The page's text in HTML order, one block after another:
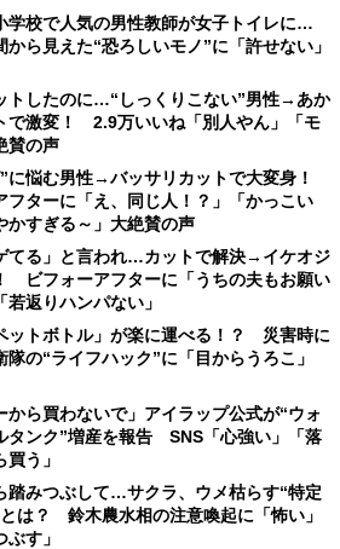
学校で人気の男性教師が女子トイレに…
から見えた“恐ろしいモノ”に「許せない」
トしたのに…“しっくりこない”男性→あか
で激変！ 2.9万いいね「別人やん」「モ
賛の声
に悩む男性→バッサリカットで大変身！
フターに「え、同じ人！？」「かっこい
かすぎる～」大絶賛の声
てる」と言われ…カットで解決→イケオジ
ビフォーアフターに「うちの夫もお願い
若返りハンパない」
ットボトル」が楽に運べる！？ 災害時に
隊の“ライフハック”に「目からうろこ」
から買わないで」アイラップ公式が“ウォ
タンク”増産を報告 SNS「心強い」「落
う」
踏みつぶして…サクラ、ウメ枯らす“特定
は？ 鈴木農水相の注意喚起に「怖い」
ぶす」